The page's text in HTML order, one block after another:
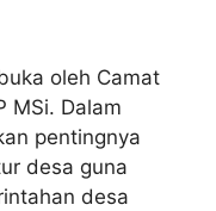
oleh Camat
MSi. Dalam
pentingnya
desa guna
desa